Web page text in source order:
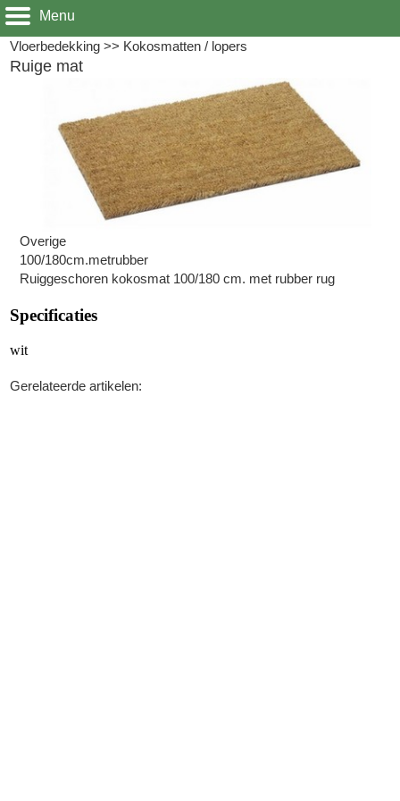
Menu
Vloerbedekking >> Kokosmatten / lopers
Ruige mat
Overige
100/180cm.metrubber
Ruiggeschoren kokosmat 100/180 cm. met rubber rug
Specificaties
wit
Gerelateerde artikelen: